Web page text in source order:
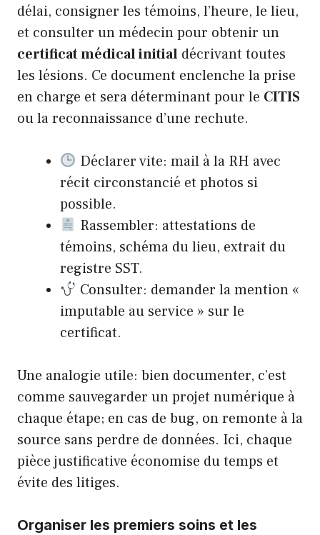
délai, consigner les témoins, l’heure, le lieu,
et consulter un médecin pour obtenir un
certificat médical initial décrivant toutes
les lésions. Ce document enclenche la prise
en charge et sera déterminant pour le CITIS
ou la reconnaissance d’une rechute.
Déclarer vite: mail à la RH avec
récit circonstancié et photos si
possible.
Rassembler: attestations de
témoins, schéma du lieu, extrait du
registre SST.
Consulter: demander la mention «
imputable au service » sur le
certificat.
Une analogie utile: bien documenter, c’est
comme sauvegarder un projet numérique à
chaque étape; en cas de bug, on remonte à la
source sans perdre de données. Ici, chaque
pièce justificative économise du temps et
évite des litiges.
Organiser les premiers soins et les